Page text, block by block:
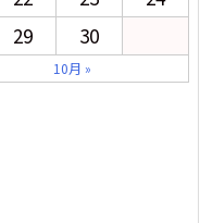
29 30
10月 »